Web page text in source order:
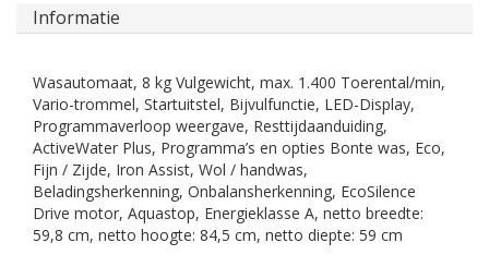
Informatie
Wasautomaat, 8 kg Vulgewicht, max. 1.400 Toerental/min,
Vario-trommel, Startuitstel, Bijvulfunctie, LED-Display,
Programmaverloop weergave, Resttijdaanduiding,
ActiveWater Plus, Programma’s en opties Bonte was, Eco,
Fijn / Zijde, Iron Assist, Wol / handwas,
Beladingsherkenning, Onbalansherkenning, EcoSilence
Drive motor, Aquastop, Energieklasse A, netto breedte:
59,8 cm, netto hoogte: 84,5 cm, netto diepte: 59 cm